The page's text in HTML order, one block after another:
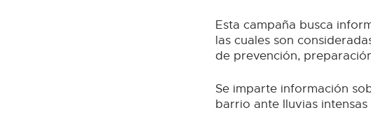
Esta campaña busca
las cuales son
de prevención,
Se imparte información
barrio ante lluvias intensas